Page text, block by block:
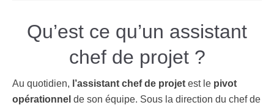
Qu’est ce qu’un assistant
chef de projet ?
Au quotidien, l’assistant chef de projet est le pivot
opérationnel de son équipe. Sous la direction du chef de